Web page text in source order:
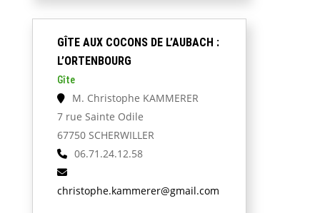
GÎTE AUX COCONS DE L’AUBACH :
L’ORTENBOURG
Gîte
M. Christophe KAMMERER
7 rue Sainte Odile
67750 SCHERWILLER
06.71.24.12.58
christophe.kammerer@gmail.com